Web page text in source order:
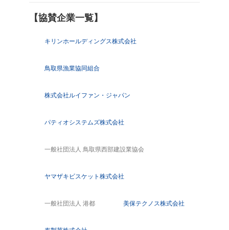
【協賛企業一覧】
キリンホールディングス株式会社
鳥取県漁業協同組合
株式会社ルイファン・ジャパン
パティオシステムズ株式会社
一般社団法人 鳥取県西部建設業協会
ヤマザキビスケット株式会社
一般社団法人 港都 美保テクノス株式会社